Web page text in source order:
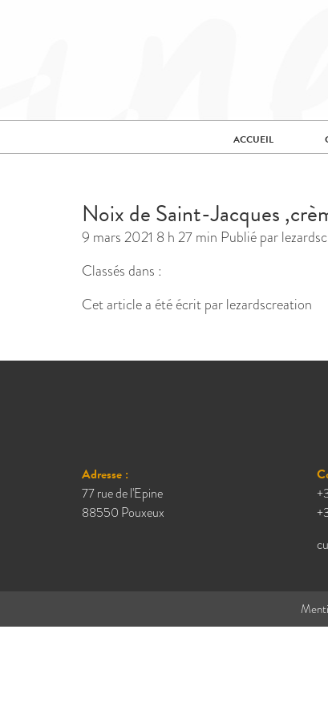
ACCUEIL
Noix de Saint-Jacques
9 mars 2021 8 h 27 min Publié par
Classés dans :
Cet article a été écrit par lezardscreation
Adresse :
77 rue de l'Epine
88550 Pouxeux